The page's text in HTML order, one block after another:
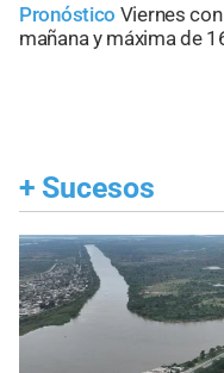
Pronóstico Viernes
mañana y máxima de
+ Sucesos